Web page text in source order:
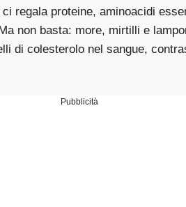
regala proteine, aminoacidi
non basta: more, mirtilli e
di colesterolo nel sangue,
Pubblicità